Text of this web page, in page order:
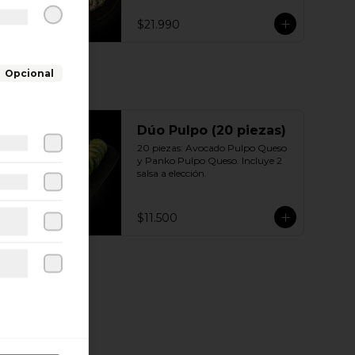
cebollín 10 | Ciboulette - Pollo,
queso crema, cebollín 10 | Panko -
$21.990
Dúo Pulpo (20 piezas)
20 piezas: Avocado Pulpo Queso
y Panko Pulpo Queso. Incluye 2
salsa a elección.
$11.500
Opcional